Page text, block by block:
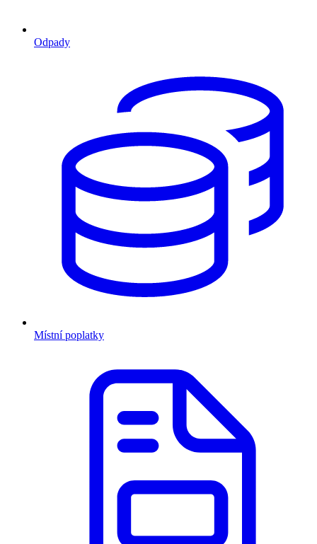
Odpady
Místní poplatky